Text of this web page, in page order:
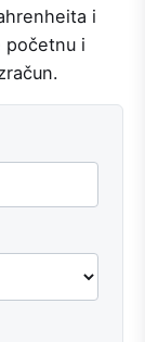
i
početnu i